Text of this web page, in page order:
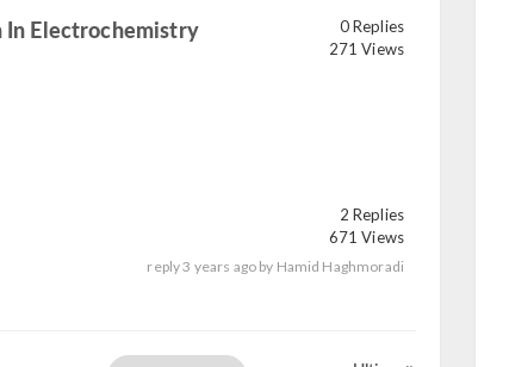
In Electrochemistry
0 Replies
271 Views
2 Replies
671 Views
reply3 years ago by Hamid Haghmoradi